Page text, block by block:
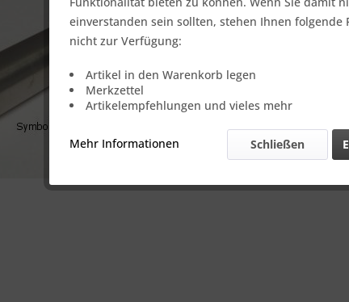
einverstanden sein sollten, stehen Ihnen folgende
nicht zur Verfügung:
Artikel in den Warenkorb legen
Merkzettel
Artikelempfehlungen und vieles mehr
Mehr Informationen Schließen